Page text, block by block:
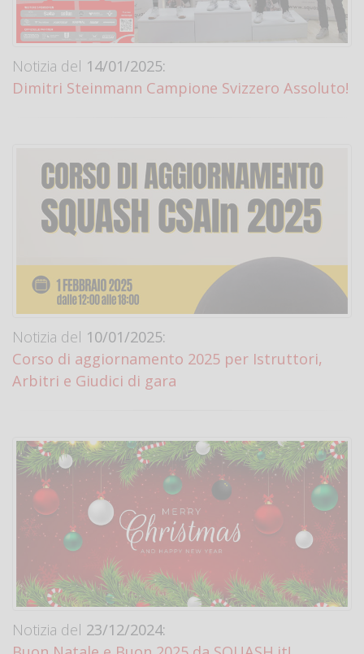
Notizia del 14/01/2025:
Dimitri Steinmann Campione Svizzero Assoluto!
Notizia del 10/01/2025:
Corso di aggiornamento 2025 per Istruttori,
Arbitri e Giudici di gara
Notizia del 23/12/2024: